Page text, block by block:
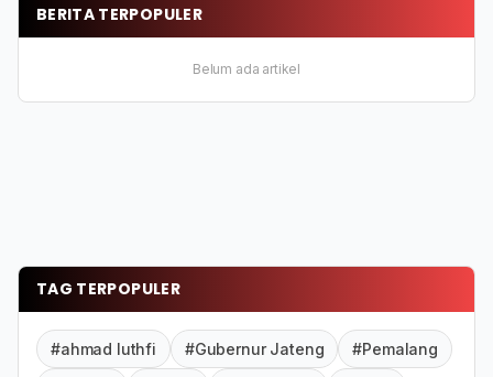
BERITA TERPOPULER
Belum ada artikel
TAG TERPOPULER
#ahmad luthfi #Gubernur Jateng #Pemalang